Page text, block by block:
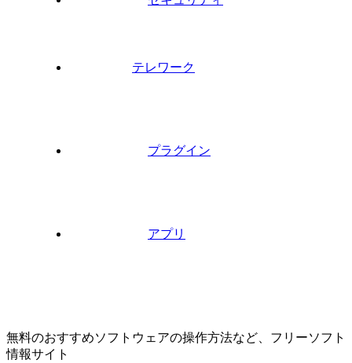
テレワーク
プラグイン
アプリ
無料のおすすめソフトウェアの操作方法など、フリーソフト
情報サイト